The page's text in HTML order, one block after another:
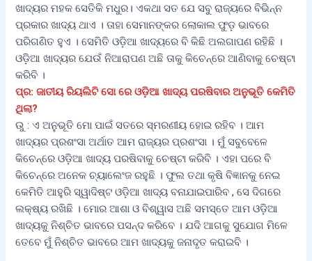
ଖାଦ୍ୟର ମହକ ସେତିକି ମଧୁର। ଏକଥା ସତ ଯେ ସବୁ ରାଜ୍ୟରେ ବିଭିନ୍ନ
ପ୍ରକାର ଖାଦ୍ୟ ଥାଏ । ତାହା ସେମାନଙ୍କର ଲୋକାଲ ଫୁଡ଼ ଭାବରେ
ପରିଗଣିତ ହୁଏ । ସେମିତି ଓଡ଼ିଆ ଖାଦ୍ୟରେ ବି କିଛି ଅଲଗାପଣ ରହିଛି ।
ଓଡ଼ିଆ ଖାଦ୍ୟର ଯେଉଁ ନିଆରାପଣ ଅଛି ତାକୁ କିଚେନ୍‌ରେ ଆଣିବାକୁ ଚେଷ୍ଟା
କରିବି ।
ପ୍ର: ଜାତୀୟ ରିୟଲିଟି ସୋ ରେ ଓଡ଼ିଆ ଖାଦ୍ୟ ପରଷିବାର ଅନୁଭୂତି କେମିତି
ଥିଲା?
ଉୁ : ଏ ଅନୁଭୂତି ମୋ ପାଇଁ ସତରେ ସ୍ମରଣୀୟ ହୋଇ ରହିବ । ଆମ
ଖାଦ୍ୟର ପ୍ରଶଂସା ଅର୍ଥାତ ଆମ ରାଜ୍ୟର ପ୍ରଶଂସା । ମୁଁ ସବୁବେଳେ
କିଚେନ୍‌ରେ ଓଡ଼ିଆ ଖାଦ୍ୟ ପରଷିବାକୁ ଚେଷ୍ଟା କରିବି । ଏହା ପରେ ବି
କିଚେନ୍‌ରେ ଅନେକ ଚ୍ୟାଲେଂଜ ରହୁଛି । ଫୁଲ ତଥା କୃଷି ବିଜ୍ଞାନକୁ ନେଇ
କେମିତି ଆହୁରି ସ୍ୱାଦିଷ୍ଟ ଓଡ଼ିଆ ଖାଦ୍ୟ ବନାଯାଇପାରିବ , ସେ ଦିଗରେ
ଲକ୍ଷ୍ୟ ରଖିଛି । ମୋର ଆଶା ଓ ବିଶ୍ୱାସ ଅଛି ସମସ୍ତେ ଆମ ଓଡ଼ିଆ
ଖାଦ୍ୟକୁ ନିଶ୍ଚିତ ଭାବରେ ପସନ୍ଦ କରିବେ । ଯଦି ଆଗକୁ ସୁଯୋଗ ମିଳେ
ତେବେ ମୁଁ ନିଶ୍ଚିତ ଭାବରେ ଆମ ଖାଦ୍ୟକୁ ଜନାଦୃତ କରାଇବି ।